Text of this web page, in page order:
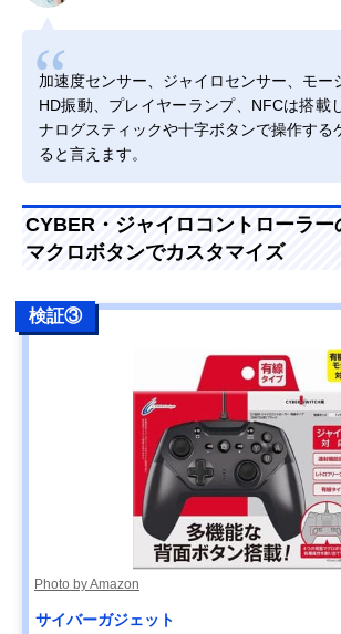
加速度センサー、ジャイロセンサー、モー
HD振動、プレイヤーランプ、NFCは搭載
ナログスティックや十字ボタンで操作する
ると言えます。
CYBER・ジャイロコントローラー
マクロボタンでカスタマイズ
検証③
Photo by Amazon
サイバーガジェット